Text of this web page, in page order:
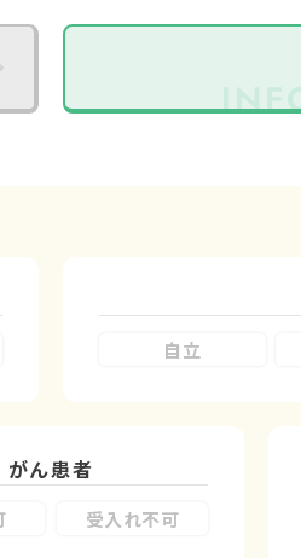
自立
がん患者
受入れ不可